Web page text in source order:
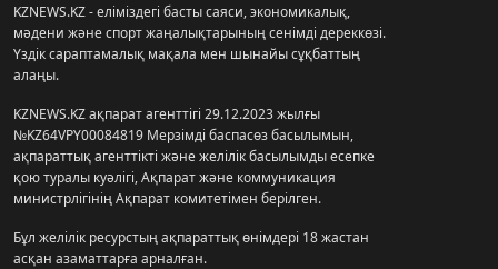
KZNEWS.KZ - еліміздегі басты саяси, экономикалық,
мәдени және спорт жаңалықтарының сенімді дереккөзі.
Үздік сараптамалық мақала мен шынайы сұқбаттың
алаңы.
KZNEWS.KZ ақпарат агенттігі 29.12.2023 жылғы
№KZ64VPY00084819 Мерзімді баспасөз басылымын,
ақпараттық агенттікті және желілік басылымды есепке
қою туралы куәлігі, Ақпарат және коммуникация
министрлігінің Ақпарат комитетімен берілген.
Бұл желілік ресурстың ақпараттық өнімдері 18 жастан
асқан азаматтарға арналған.